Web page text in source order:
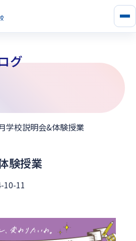
メ
ニ
く
グ
学校説明会&体験授業
験授業
10-11